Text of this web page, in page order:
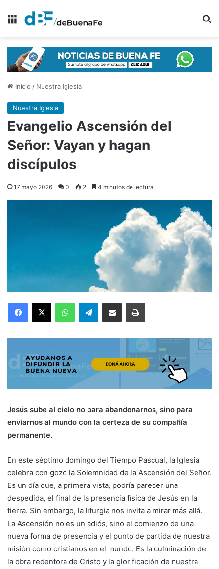
Menú
Inicio / Nuestra Iglesia
Nuestra Iglesia
Evangelio Ascensión del
Señor: Vayan y hagan
discípulos
17 mayo 2026 0 2 4 minutos de lectura
Telegram
Jesús sube al cielo no para abandonarnos, sino para
enviarnos al mundo con la certeza de su compañía
permanente.
En este séptimo domingo del Tiempo Pascual, la Iglesia
celebra con gozo la Solemnidad de la Ascensión del Señor.
Es un día que, a primera vista, podría parecer una
despedida, el final de la presencia física de Jesús en la
tierra. Sin embargo, la liturgia nos invita a mirar más allá.
La Ascensión no es un adiós, sino el comienzo de una
nueva forma de presencia y el punto de partida de nuestra
misión como cristianos en el mundo. Es la culminación de
la obra redentora de Cristo y la glorificación de nuestra